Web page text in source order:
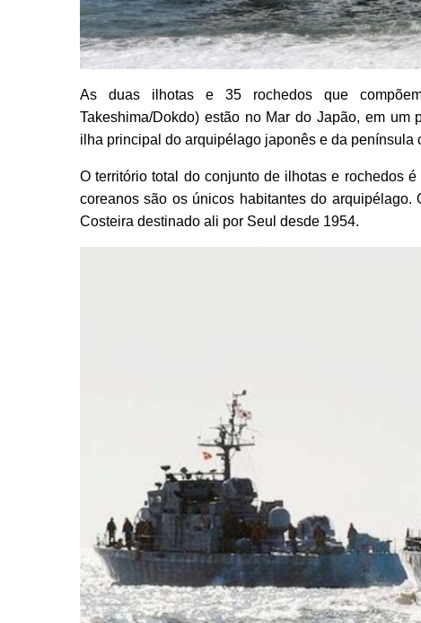
As duas ilhotas e 35 rochedos que
Takeshima/Dokdo) estão no Mar do Japão, em
ilha principal do arquipélago japonês e da península
O território total do conjunto de ilhotas e rochedos
coreanos são os únicos habitantes do
Costeira destinado ali por Seul desde 1954.